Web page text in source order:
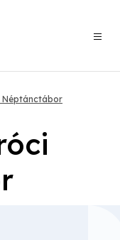
Néptánctábor